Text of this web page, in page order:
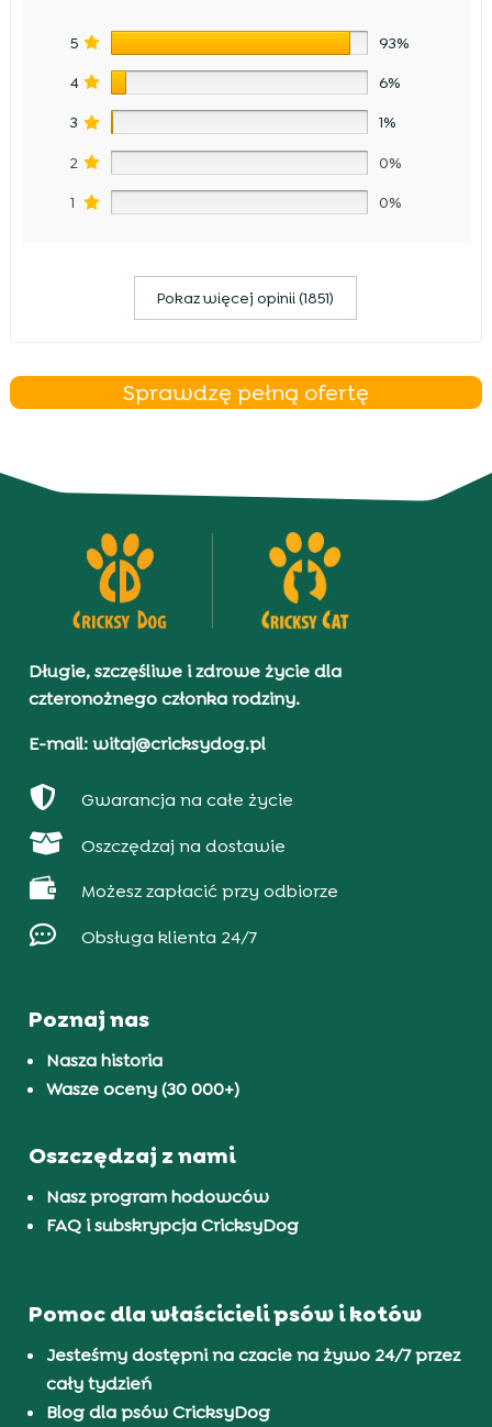
5 93%
4 6%
3 1%
2 0%
1 0%
Pokaz więcej opinii (1851)
Sprawdzę pełną ofertę
Długie, szczęśliwe i zdrowe życie dla
czteronożnego członka rodziny.
E-mail: witaj@cricksydog.pl
 Gwarancja na całe życie
 Oszczędzaj na dostawie
 Możesz zapłacić przy odbiorze
 Obsługa klienta 24/7
Poznaj nas
Nasza historia
Wasze oceny (30 000+)
Oszczędzaj z nami
Nasz program hodowców
FAQ i subskrypcja CricksyDog
Pomoc dla właścicieli psów i kotów
Jesteśmy dostępni na czacie na żywo 24/7 przez
cały tydzień
Blog dla psów CricksyDog